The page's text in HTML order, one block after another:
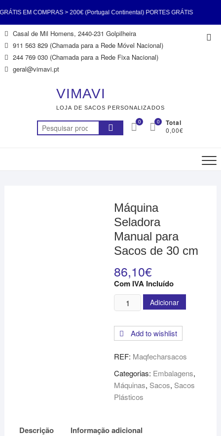
EM COMPRAS > 200€ (Portugal Continental) PORTES GRÁTIS
> 200€ (Portugal Continental) PORTES GRÁTIS EM COMPRAS >
Continental) PORTES GRÁTIS EM COMPRAS > 200€ (Portugal
EM COMPRAS > 200€ (Portugal Continental) PORTES GRÁTIS
> 200€ (Portugal Continental) PORTES GRÁTIS EM COMPRAS >
Skip
to
content
Casal de Mil Homens, 2440-231 Golpilheira
911 563 829 (Chamada para a Rede Móvel Nacional)
244 769 030 (Chamada para a Rede Fixa Nacional)
geral@vimavi.pt
VIMAVI
LOJA DE SACOS PERSONALIZADOS
Pesquisar
por:
0 Total
0,00€
0
Máquina
Seladora
Manual para
Sacos de 30 cm
86,10€
Com IVA Incluído
Quantidade
de
Seladora
para
Sacos
de
30
Adicionar
Add to wishlist
REF: Maqfecharsacos
Categorias: Embalagens,
Máquinas, Sacos, Sacos
Plásticos
Descrição Informação adicional